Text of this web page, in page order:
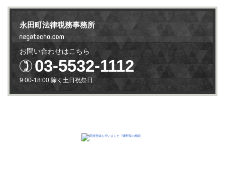
永田町法律税務事務所
お問い合わせはこちら
03-5532-1112
9:00-18:00 除く土日祝祭日